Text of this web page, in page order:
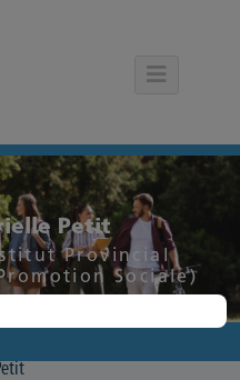
Petit
Provincial
Sociale)